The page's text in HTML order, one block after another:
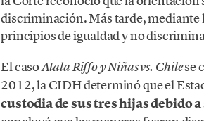
discriminación. Más tarde,
principios de igualdad y no
El casoAtala Riffo y Niñas vs. Chilese
2012, la CIDH determinó que el
custodia de sus tres hijas debido